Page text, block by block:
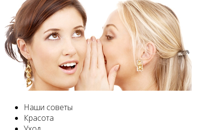
Наши советы
Красота